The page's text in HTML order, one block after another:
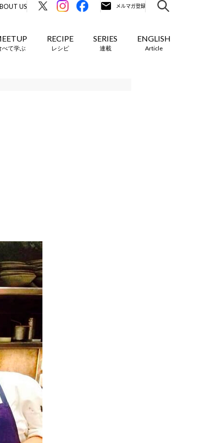
US
べて学ぶ
RECIPE
レシピ
SERIES
連載
ENGLISH
Article